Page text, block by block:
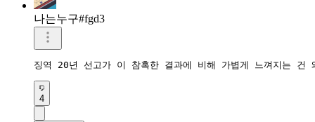
나는누구#fgd3
징역 20년 선고가 이 참혹한 결과에 비해 가볍게 느껴지는 건
4